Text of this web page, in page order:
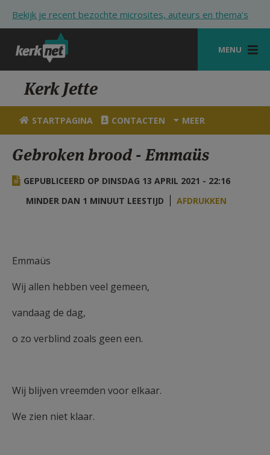
Bekijk je recent bezochte microsites, auteurs en thema's
MENU
STARTPAGINA
KERK
VIERINGEN
SHOP
ZOEKEN
MIJN PAROCHIE
AANMELDEN OF REGISTREREN
Kerk Jette
STARTPAGINA CONTACTEN MEER
Gebroken brood - Emmaüs
GEPUBLICEERD OP DINSDAG 13 APRIL 2021 - 22:16
MINDER DAN 1 MINUUT LEESTIJD
AFDRUKKEN
Emmaüs
Wij allen hebben veel gemeen,
vandaag de dag,
o zo verblind zoals geen een.
Wij blijven vreemden voor elkaar.
We zien niet klaar.